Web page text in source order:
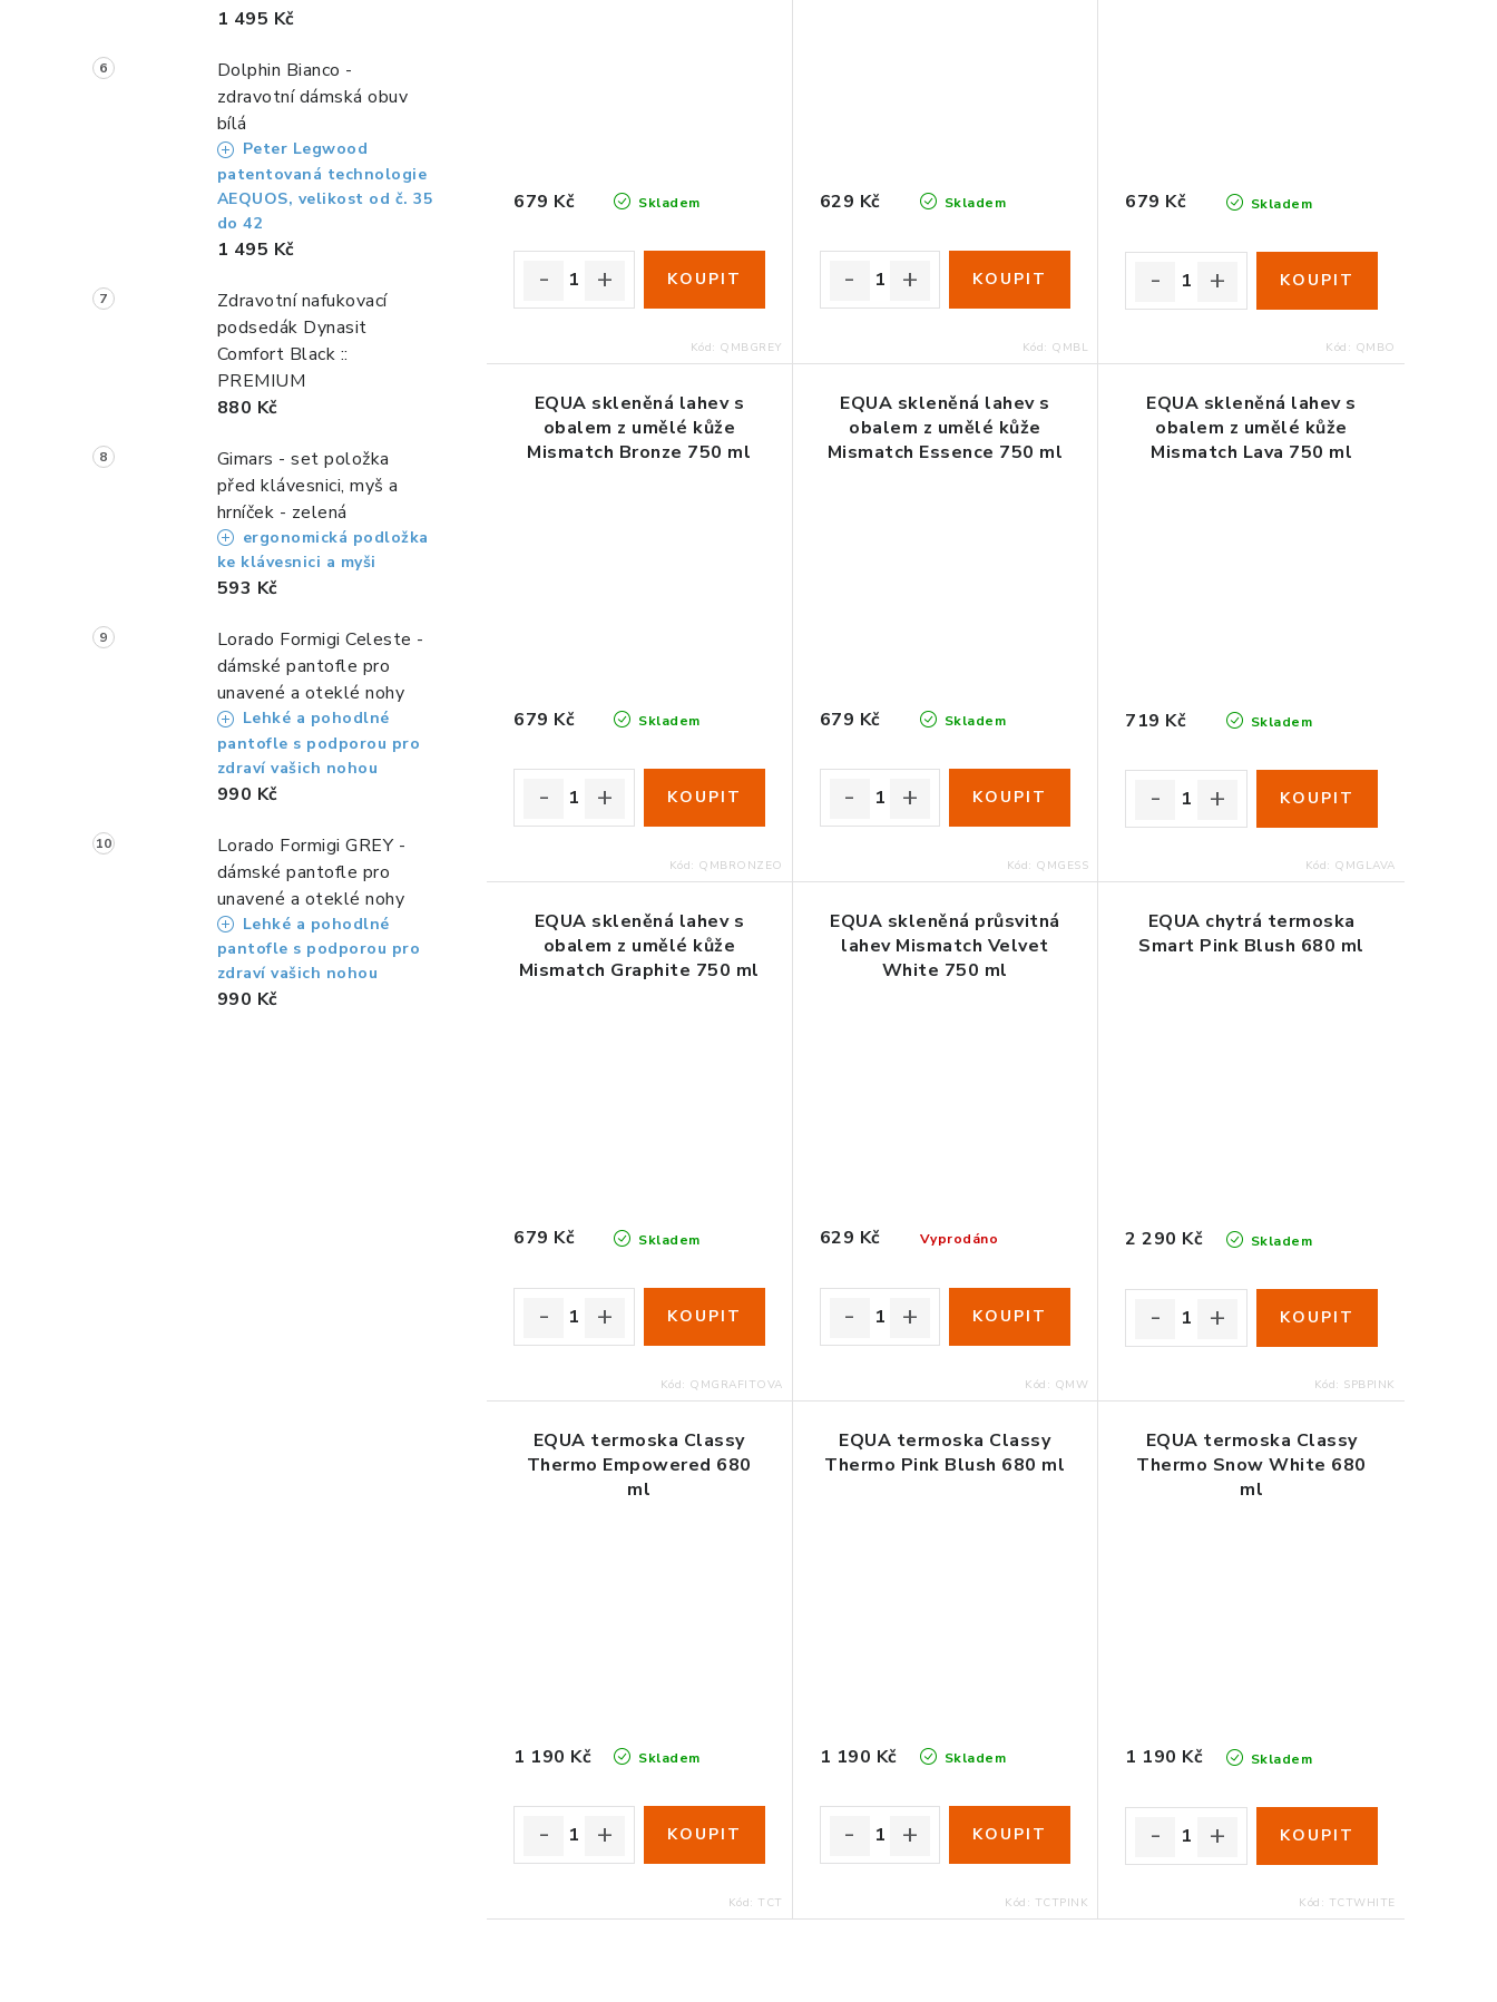
1 495 Kč
Dolphin Bianco -
zdravotní dámská obuv
bílá
Peter Legwood
patentovaná technologie
AEQUOS, velikost od č. 35
do 42
1 495 Kč
Zdravotní nafukovací
podsedák Dynasit
Comfort Black ::
PREMIUM
880 Kč
Gimars - set položka
před klávesnici, myš a
hrníček - zelená
ergonomická podložka
ke klávesnici a myši
593 Kč
Lorado Formigi Celeste -
dámské pantofle pro
unavené a oteklé nohy
Lehké a pohodlné
pantofle s podporou pro
zdraví vašich nohou
990 Kč
Lorado Formigi GREY -
dámské pantofle pro
unavené a oteklé nohy
Lehké a pohodlné
pantofle s podporou pro
zdraví vašich nohou
990 Kč
Skladem
679 Kč
Kód: QMBGREY
Skladem
629 Kč
Kód: QMBL
Skladem
679 Kč
Kód: QMBO
EQUA skleněná lahev s
obalem z umělé kůže
Mismatch Bronze 750 ml
Skladem
679 Kč
Kód: QMBRONZEO
EQUA skleněná lahev s
obalem z umělé kůže
Mismatch Essence 750 ml
Skladem
679 Kč
Kód: QMGESS
EQUA skleněná lahev s
obalem z umělé kůže
Mismatch Lava 750 ml
Skladem
719 Kč
Kód: QMGLAVA
EQUA skleněná lahev s
obalem z umělé kůže
Mismatch Graphite 750 ml
Skladem
679 Kč
Kód: QMGRAFITOVA
EQUA skleněná průsvitná
lahev Mismatch Velvet
White 750 ml
Vyprodáno
629 Kč
Kód: QMW
EQUA chytrá termoska
Smart Pink Blush 680 ml
Skladem
2 290 Kč
Kód: SPBPINK
EQUA termoska Classy
Thermo Empowered 680
ml
Skladem
1 190 Kč
Kód: TCT
EQUA termoska Classy
Thermo Pink Blush 680 ml
Skladem
1 190 Kč
Kód: TCTPINK
EQUA termoska Classy
Thermo Snow White 680
ml
Skladem
1 190 Kč
Kód: TCTWHITE